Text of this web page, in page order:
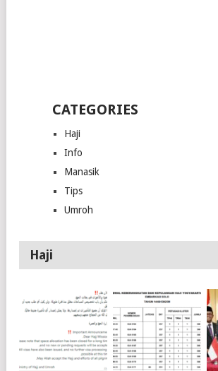
CATEGORIES
Haji
Info
Manasik
Tips
Umroh
Haji